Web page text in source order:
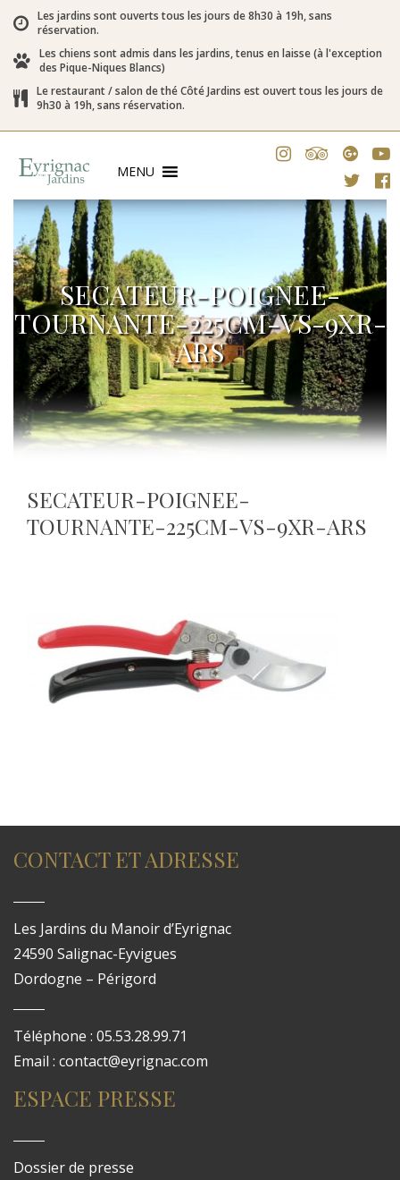
Les jardins sont ouverts tous les jours de 8h30 à 19h, sans
réservation.
Les chiens sont admis dans les jardins, tenus en laisse (à l'exception
des Pique-Niques Blancs)
Le restaurant / salon de thé Côté Jardins est ouvert tous les jours de
9h30 à 19h, sans réservation.
MENU
SECATEUR-POIGNEE-
TOURNANTE-225CM-VS-9XR-
ARS
SECATEUR-POIGNEE-
TOURNANTE-225CM-VS-9XR-ARS
CONTACT ET ADRESSE
Les Jardins du Manoir d’Eyrignac
24590 Salignac-Eyvigues
Dordogne – Périgord
Téléphone : 05.53.28.99.71
Email : contact@eyrignac.com
ESPACE PRESSE
Dossier de presse